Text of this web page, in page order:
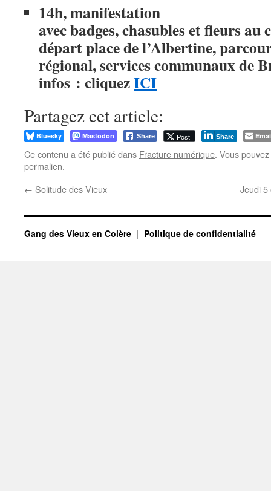
14h, manifestation
avec badges, chasubles et fleurs au
départ place de l’Albertine,
régional, services communaux de
infos : cliquezICI
Partagez cet article:
Bluesky Mastodon Share Post Share
Ce contenu a été publié dans Fracture numérique. Vous
permalien.
← Solitude des Vieux Jeudi
Gang des Vieux en Colère Politique de confidentialité